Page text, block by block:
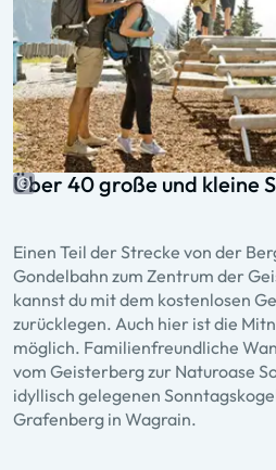
Über 40 große und kleine
Einen Teil der Strecke von der
Gondelbahn zum Zentrum der
kannst du mit dem kostenlosen
zurücklegen. Auch hier ist die
möglich. Familienfreundliche
vom Geisterberg zur Naturoase
idyllisch gelegenen
Grafenberg in Wagrain.